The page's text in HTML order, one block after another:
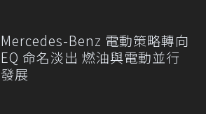
Mercedes-Benz 電動策略轉向
EQ 命名淡出 燃油與電動並行
發展